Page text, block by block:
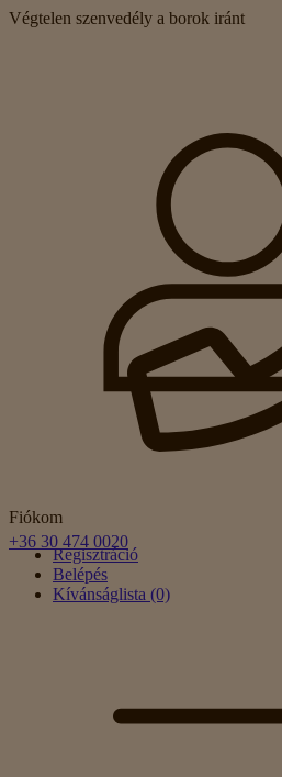
Végtelen szenvedély a borok iránt
Fiókom
Regisztráció
Belépés
Kívánságlista (0)
+36 30 474 0020